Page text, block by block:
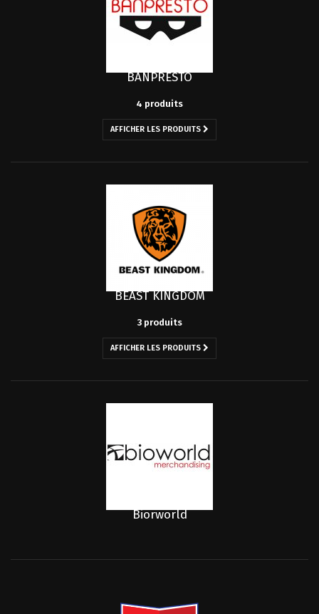
BANPRESTO
4 produits
AFFICHER LES PRODUITS
BEAST KINGDOM
3 produits
AFFICHER LES PRODUITS
Biorworld